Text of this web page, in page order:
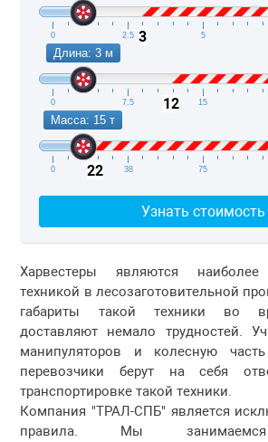
0 2.5 5
3
Длина: 3 м
0 7.5 15
12
Масса: 15 т
0 38 75
22
Узнать стоимость
Харвестеры являются наиболее
техникой в лесозаготовительной
габариты такой техники во
доставляют немало трудностей.
манипуляторов и колесную
перевозчики берут на себя
транспортировке такой техники.
Компания "ТРАЛ-СПБ" является
правила. Мы занимаемся